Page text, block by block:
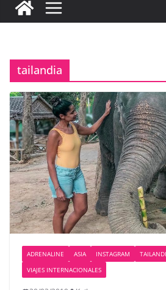
tailandia
ADRENALINE ASIA INSTAGRAM
VIAJES INTERNACIONALES